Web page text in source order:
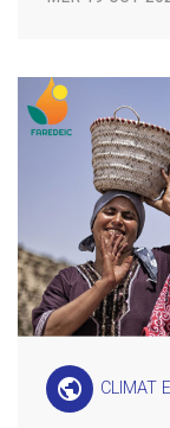
public CLIMAT